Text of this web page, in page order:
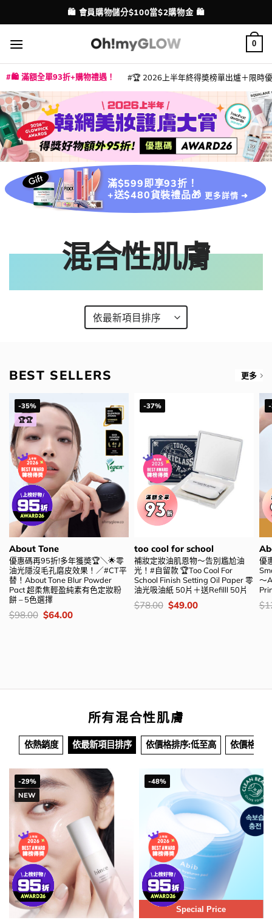
to
content
配送港澳
💳 支援消費券、FPS、八達通、PAYME、信用卡付款
0
🛍️ 滿額全單93折+購物禮遇！ 🏆 2026上半年終得奬榜單出爐＋限時
滿$599即享93折！
+送$480貨裝禮品🎁 更多詳情 ➜
混合性肌膚
BEST SELLERS 更多
-35%
🏆🏆
About Tone
優惠碼再95折!多年獲奬🏆＼🌟零
油光隱沒毛孔磨皮效果！／#CT平
替！About Tone Blur Powder
Pact 超柔焦輕盈純素有色定妝粉
餅 – 5色選擇
價
錢：
$98.00 Original
price
$64.00Current
-37%
too cool for school
補妝定妝油肌恩物～告別尷尬油
光！#自留款 🏆Too Cool For
School Finish Setting Oil Paper 零
油光吸油紙 50片＋送Refilll 50片
價
錢：
$78.00 Original
price
$49.00Current
優
～
價
錢
$
所有混合性肌膚
依熱銷度 依最新項目排序 依價格排序:低至高 依價格排
-29%
NEW
-48%
Special Price